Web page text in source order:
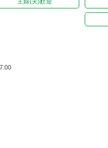
主婦(夫)歓迎